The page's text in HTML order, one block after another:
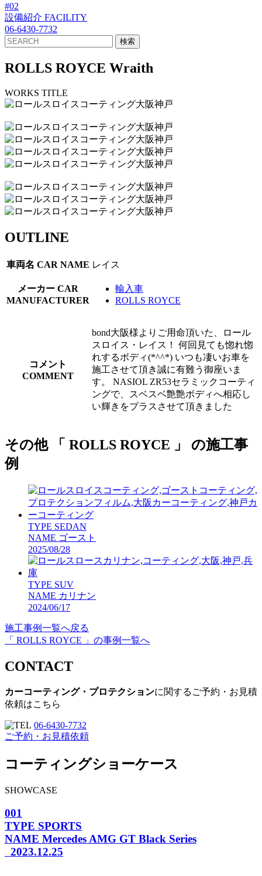
#02
設備紹介 FACILITY
06-6430-7732
ROLLS ROYCE Wraith
WORKS TITLE
OUTLINE
車両名 CAR NAME レイス
メーカー CAR
MANUFACTURER
輸入車
ROLLS ROYCE
コメント
COMMENT
bond大阪様よりご用命頂いた、ロール
スロイス・レイス！ 何回見ても惚れ惚
れするボディ(*^^*) いつも凄いお車を
施工させて頂き誠に有難う御座いま
す。 NASIOL ZR53セラミックコーティ
ングで、スベスベ艶艶ボディへ相応し
い輝きをプラスさせて頂きました
その他 「 ROLLS ROYCE 」 の施工事
例
TYPE SEDAN
NAME ゴースト
2025/08/28
TYPE SUV
NAME カリナン
2024/06/17
施工事例一覧へ戻る
「 ROLLS ROYCE 」の事例一覧へ
CONTACT
カーコーティング・プロテクションに関するご予約・お見積
依頼はこちら
06-6430-7732
ご予約・お見積依頼
コーティングショーケース
SHOWCASE
001
TYPE SPORTS
NAME Mercedes AMG GT Black Series
2023.12.25